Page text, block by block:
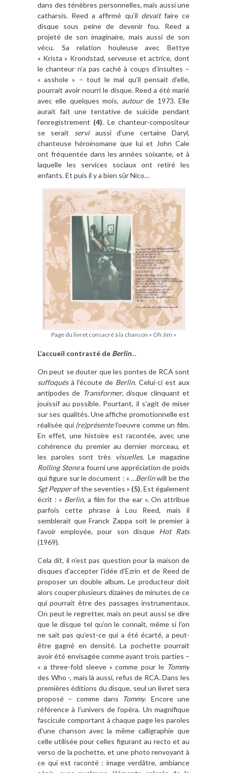
dans des ténèbres personnelles, mais aussi une
catharsis. Reed a affirmé qu’il devaitfaire ce
disque sous peine de devenir fou. Reed a
projeté de son imaginaire, mais aussi de son
vécu. Sa relation houleuse avec Bettye
« Krista » Krondstad, serveuse et actrice, dont
le chanteur n’a pas caché à coups d’insultes –
« asshole » – tout le mal qu’il pensait d’elle,
pourrait avoir nourri le disque. Reed a été marié
avec elle quelques mois, autourde 1973. Elle
aurait fait une tentative de suicide pendant
l’enregistrement (4). Le chanteur-compositeur
se serait serviaussi d’une certaine Daryl,
chanteuse héroïnomane que lui et John Cale
ont fréquentée dans les années soixante, et à
laquelle les services sociaux ont retiré les
enfants. Et puis il y a bien sûr Nico…
Page du livret consacré à la chanson « Oh Jim »
L’accueil contrasté de Berlin…
On peut se douter que les pontes de RCA sont
suffoquésà l’écoute de Berlin. Celui-ci est aux
antipodes de Transformer, disque clinquant et
jouissif au possible. Pourtant, il s’agit de miser
sur ses qualités. Une affiche promotionnelle est
réalisée qui (re)présentel’oeuvre comme un film.
En effet, une histoire est racontée, avec une
cohérence du premier au dernier morceau, et
les paroles sont très
visuelles. Le magazine
Rolling Stonea fourni une appréciation de poids
qui figure sur le document : « …Berlinwill be the
Sgt Pepperof the seventies » (5). Est également
écrit : « Berlin, a film for the ear ». On attribue
parfois cette phrase à Lou Reed, mais il
semblerait que Franck Zappa soit le premier à
l’avoir employée, pour son disque Hot Rats
(1969).
Cela dit, il n’est pas question pour la maison de
disques d’accepter l’idée d’Ezrin et de Reed de
proposer un double album. Le producteur doit
alors couper plusieurs dizaines de minutes de ce
qui pourrait être des passages instrumentaux.
On peut le regretter, mais on peut aussi se dire
que le disque tel qu’on le connaît, même si l’on
ne sait pas qu’est-ce qui a été écarté, a peut-
être gagné en densité. La pochette pourrait
avoir été envisagée comme ayant trois parties –
« a three-fold sleeve » comme pour le Tommy
des Who -, mais là aussi, refus de RCA. Dans les
premières éditions du disque, seul un livret sera
proposé – comme dans Tommy. Encore une
référence à l’univers de l’opéra. Un magnifique
fascicule comportant à chaque page les paroles
d’une chanson avec la même calligraphie que
celle utilisée pour celles figurant au recto et au
verso de la pochette, et une photo renvoyant à
ce qui est raconté : image verdâtre, ambiance